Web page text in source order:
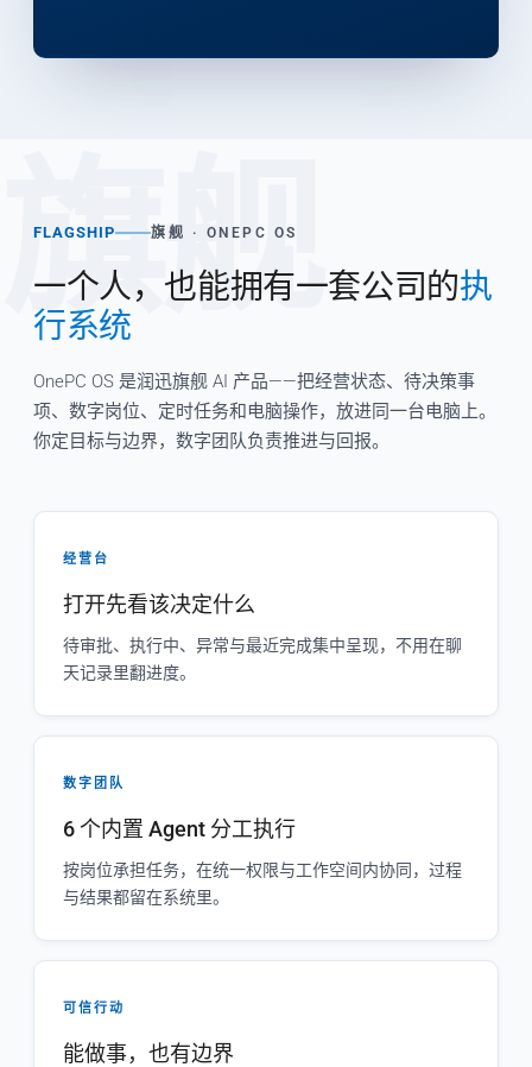
旗舰
FLAGSHIP 旗舰 · ONEPC OS
一个人，也能拥有一套公司的执
行系统
OnePC OS 是润迅旗舰 AI 产品——把经营状态、待决策事
项、数字岗位、定时任务和电脑操作，放进同一台电脑上。
你定目标与边界，数字团队负责推进与回报。
经营台
打开先看该决定什么
待审批、执行中、异常与最近完成集中呈现，不用在聊
天记录里翻进度。
数字团队
6 个内置 Agent 分工执行
按岗位承担任务，在统一权限与工作空间内协同，过程
与结果都留在系统里。
可信行动
能做事，也有边界